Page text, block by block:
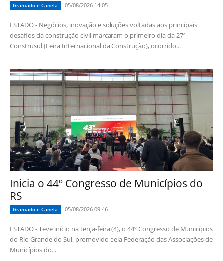
Gramado e Canela 05/08/2026 14:05
ESTADO - Negócios, inovação e soluções voltadas aos principais
desafios da construção civil marcaram o primeiro dia da 27ª
Construsul (Feira Internacional da Construção), ocorrido...
Inicia o 44º Congresso de Municípios do
RS
Gramado e Canela 05/08/2026 09:46
ESTADO - Teve início na terça-feira (4), o 44º Congresso de Municípios
do Rio Grande do Sul, promovido pela Federação das Associações de
Municípios do...